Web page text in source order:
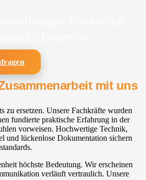
mit uns
zu ersetzen. Unsere Fachkräfte wurden
fundierte praktische Erfahrung in der
vorweisen. Hochwertige Technik,
und lückenlose Dokumentation sichern
höchste Bedeutung. Wir erscheinen
verläuft vertraulich. Unsere